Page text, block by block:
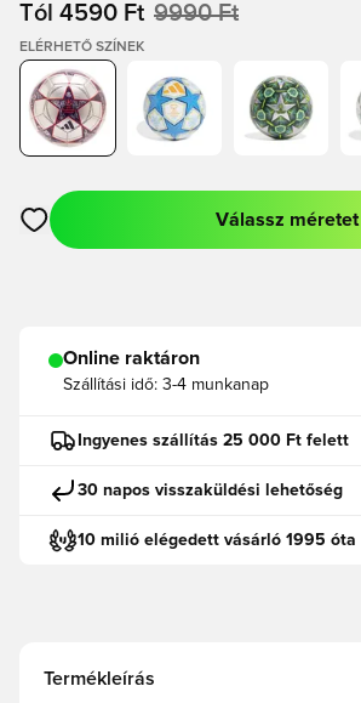
Tól 4590 Ft 9990 Ft
ELÉRHETŐ SZÍNEK
Megnyit egy modált a
Válassz méretet
Online raktáron
Szállítási idő: 3-4 munkanap
Ingyenes szállítás 25 000 Ft felett
30 napos visszaküldési lehetőség
10 milió elégedett vásárló 1995 óta
Termékleírás